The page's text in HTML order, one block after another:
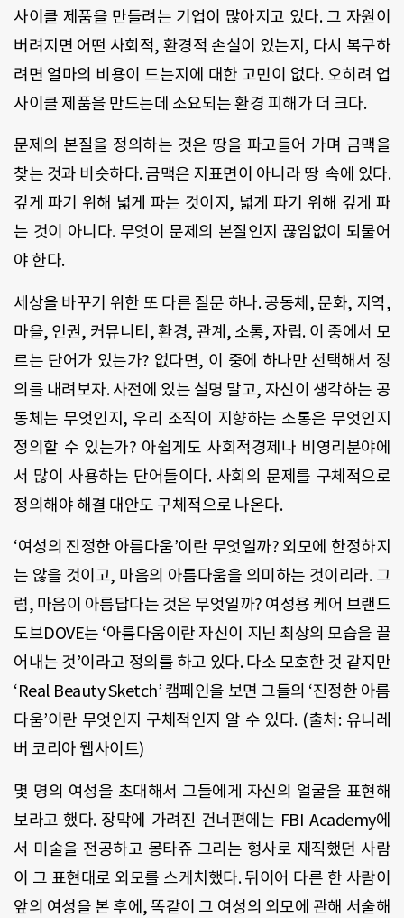
사이클 제품을 만들려는 기업이 많아지고 있다. 그 자원이
버려지면 어떤 사회적, 환경적 손실이 있는지 , 다시 복구하
려면 얼마의 비용이 드는지에 대한 고민이 없다. 오히려 업
사이클제품을 만드는데 소요되는환경 피해가 더 크다.
문제의 본질을 정의하는 것은 땅을 파고들어 가며 금맥을
찾는 것과 비슷하다.금맥은 지표면이 아니라 땅 속에 있다.
깊게 파기 위해 넓게 파는 것이지 , 넓게 파기 위해 깊게 파
는 것이 아니다. 무엇이 문제의 본질인지 끊임없이 되물어
야 한다.
세상을 바꾸기 위한 또 다른 질문 하나.공동체 , 문화, 지역,
마을, 인권, 커뮤니티 ,환경, 관계 , 소통, 자립. 이 중에서 모
르는 단어가 있는가? 없다면, 이 중에 하나만 선택해서 정
의를 내려보자.사전에 있는 설명 말고, 자신이 생각하는 공
동체는 무엇인지 , 우리 조직이 지향하는 소통은 무엇인지
정의할 수 있는가? 아쉽게도 사회적경제나 비영리분야에
서 많이 사용하는 단어들이다. 사회의 문제를 구체적으로
정의해야 해결 대안도 구체적으로 나온다.
‘여성의 진정한 아름다움’이란 무엇일까? 외모에 한정하지
는 않을 것이고, 마음의 아름다움을 의미하는 것이리라. 그
럼, 마음이 아름답다는 것은 무엇일까? 여성용 케어 브랜드
도브DOVE는 ‘아름다움이란 자신이 지닌 최상의 모습을 끌
어내는 것’이라고 정의를 하고 있다.다소 모호한 것 같지만
‘Real Beauty Sketch’ 캠페인을 보면 그들의 ‘진정한 아름
다움’이란 무엇인지 구체적인지 알 수 있다. (출처 : 유니레
버 코리아 웹사이트)
몇 명의 여성을 초대해서 그들에게 자신의 얼굴을 표현해
보라고 했다. 장막에 가려진 건너편에는 FBI Academy에
서 미술을 전공하고 몽타쥬 그리는 형사로 재직했던 사람
이 그 표현대로 외모를 스케치했다.뒤이어 다른 한 사람이
앞의 여성을 본 후에, 똑같이 그 여성의 외모에 관해 서술해